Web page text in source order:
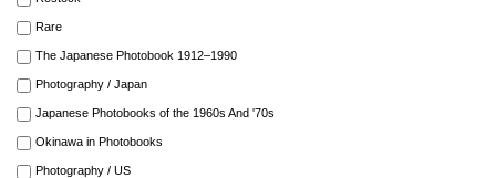
Rare
The Japanese Photobook 1912–1990
Photography / Japan
Japanese Photobooks of the 1960s And '70s
Okinawa in Photobooks
Photography / US